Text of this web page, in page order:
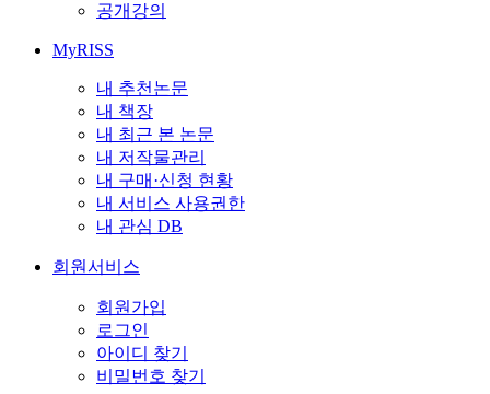
공개강의
MyRISS
내 추천논문
내 책장
내 최근 본 논문
내 저작물관리
내 구매·신청 현황
내 서비스 사용권한
내 관심 DB
회원서비스
회원가입
로그인
아이디 찾기
비밀번호 찾기